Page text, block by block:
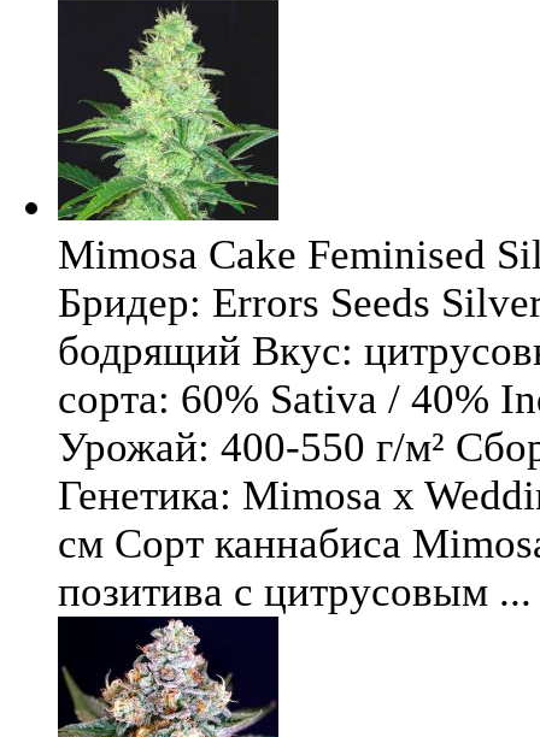
Mimosa Cake Feminised
Бридер: Errors Seeds
бодрящий Вкус:
сорта: 60% Sativa / 40%
Урожай: 400-550 г/м²
Генетика: Mimosa x
см Сорт каннабиса
позитива с цитрусовым ...